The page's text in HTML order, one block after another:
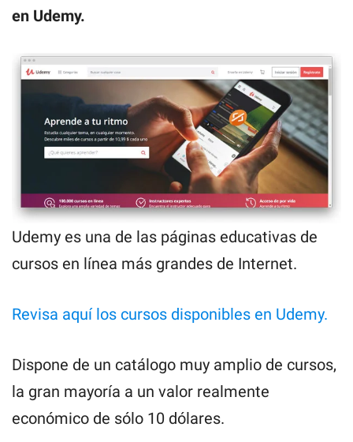
en Udemy.
Udemy es una de las páginas educativas de
cursos en línea más grandes de Internet.
Revisa aquí los cursos disponibles en Udemy.
Dispone de un catálogo muy amplio de cursos,
la gran mayoría a un valor realmente
económico de sólo 10 dólares.